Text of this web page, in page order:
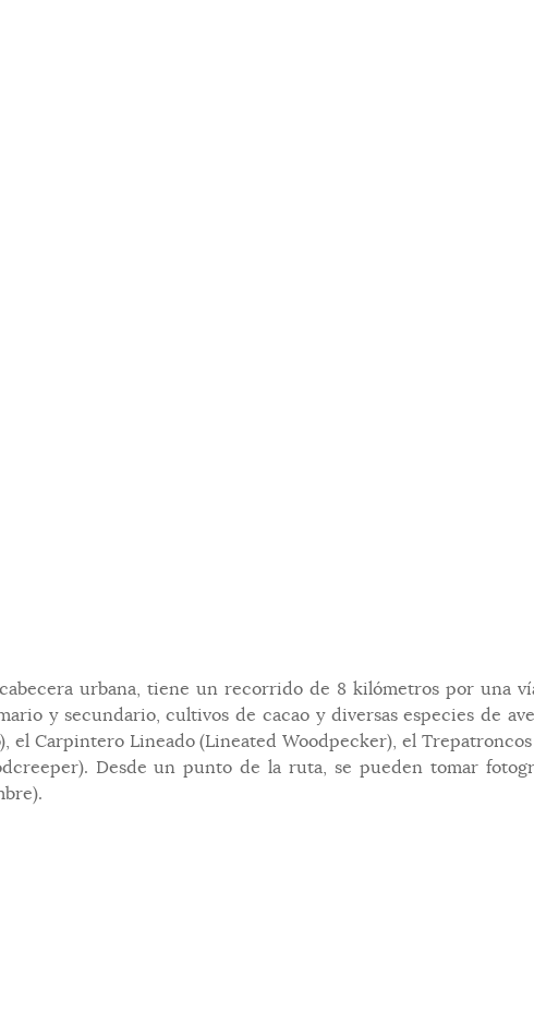
urbana, tiene un recorrido de 8 kilómetros por una
y secundario, cultivos de cacao y diversas especies de
el Carpintero Lineado (Lineated Woodpecker), el
Desde un punto de la ruta, se pueden tomar